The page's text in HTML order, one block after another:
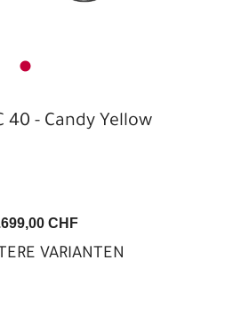
40 - Candy Yellow
CHF
VARIANTEN